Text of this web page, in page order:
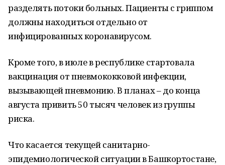
разделять потоки больных. Пациенты с гриппом
должны находиться отдельно от
инфицированных коронавирусом.
Кроме того, в июле в республике стартовала
вакцинация от пневмококковой инфекции,
вызывающей пневмонию. В планах – до конца
августа привить 50 тысяч человек из группы
риска.
Что касается текущей санитарно-
эпидемиологической ситуации в Башкортостане,